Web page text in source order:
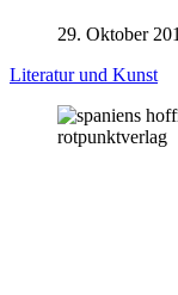
29. Oktober
Literatur und Kunst